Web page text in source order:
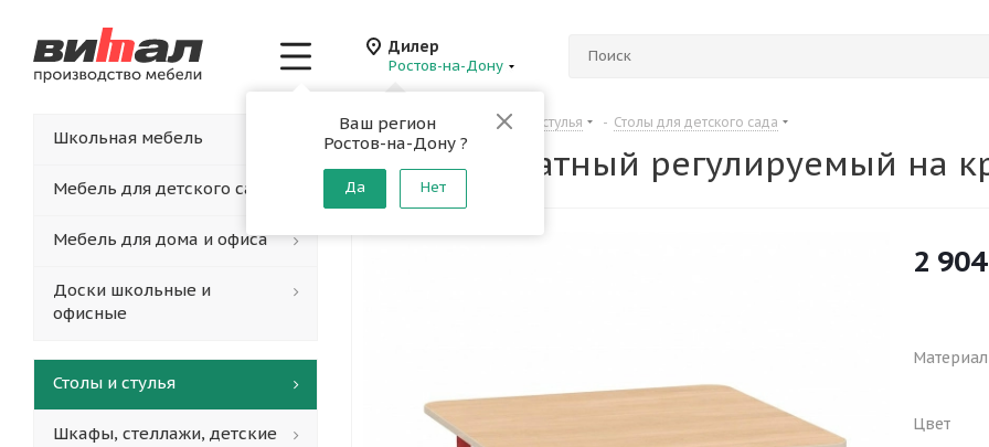
Дилер
Ростов-на-Дону
Ваш регион
Ростов-на-Дону ?
Да Нет
Главная - Каталог Столы и стулья - Столы для детского сада
Стол квадратный регулируемый на
2 904
Материал
Цвет
Школьная мебель
Мебель для детского сада
Мебель для дома и офиса
Доски школьные и
офисные
Столы и стулья
Шкафы, стеллажи, детские